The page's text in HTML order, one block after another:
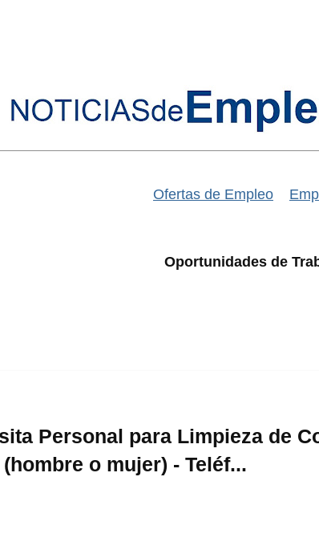
Ofertas de Empleo
Oportunidades de
Personal para Limpieza de
o mujer) - Teléf...